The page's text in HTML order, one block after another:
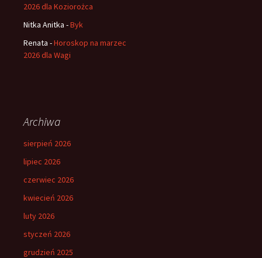
2026 dla Koziorożca
Nitka Anitka -Byk
Renata -Horoskop na marzec
2026 dla Wagi
Archiwa
sierpień 2026
lipiec 2026
czerwiec 2026
kwiecień 2026
luty 2026
styczeń 2026
grudzień 2025